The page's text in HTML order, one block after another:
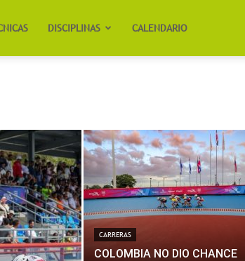
DISCIPLINAS CALENDARIO
CARRERAS
COLOMBIA NO DIO CHANCE